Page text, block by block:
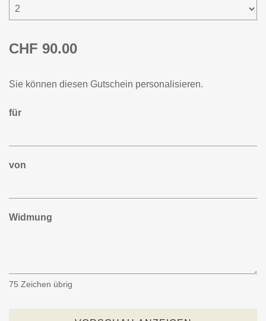
CHF 90.00
Sie können diesen Gutschein personalisieren.
für
von
Widmung
75 Zeichen übrig